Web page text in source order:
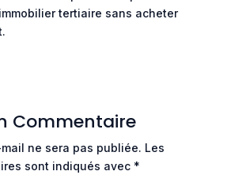
tertiaire sans acheter
Commentaire
ne sera pas publiée. Les
sont indiqués avec *